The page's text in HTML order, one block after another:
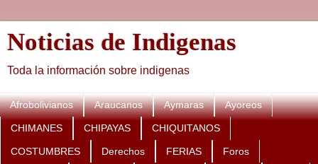
Noticias de Indigenas
Toda la información sobre indigenas
Afrobolivianos Araucanos Aymaras Ayoreos
CHIMANES CHIPAYAS CHIQUITANOS
COSTUMBRES Derechos FERIAS Foros